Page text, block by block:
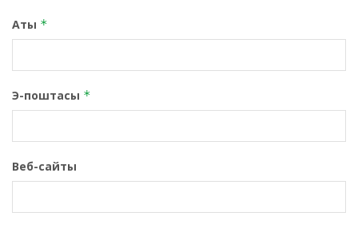
Аты *
Э-поштасы *
Веб-сайты